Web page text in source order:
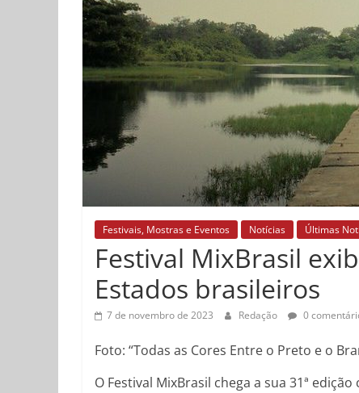
Festivais, Mostras e Eventos Notícias Últimas
Festival MixBrasil
Estados brasileiros
7 de novembro de 2023 Redação 0
Foto: “Todas as Cores Entre o Preto e o
O Festival MixBrasil chega a sua 31ª